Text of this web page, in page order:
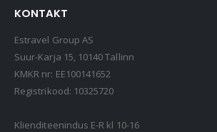
KONTAKT
Estravel Group AS
Suur-Karja 15, 10140 Tallinn
KMKR nr: EE100141652
Registrikood: 10325720
Klienditeenindus E-R kl 10-16